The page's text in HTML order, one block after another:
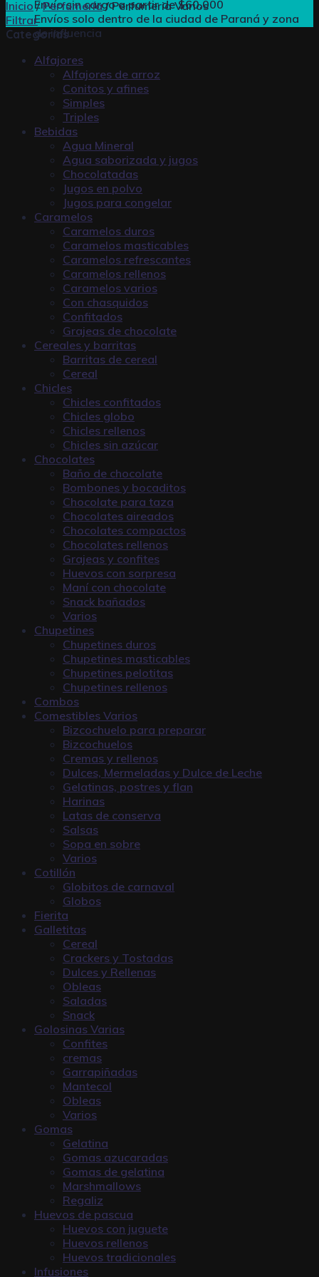
Envío sin cargo a partir de $60.000
Envíos solo dentro de la ciudad de Paraná y zona
de influencia
Inicio / Perfumería /Perfumeria Varios
Filtrar
Categorías
Alfajores
Alfajores de arroz
Conitos y afines
Simples
Triples
Bebidas
Agua Mineral
Agua saborizada y jugos
Chocolatadas
Jugos en polvo
Jugos para congelar
Caramelos
Caramelos duros
Caramelos masticables
Caramelos refrescantes
Caramelos rellenos
Caramelos varios
Con chasquidos
Confitados
Grajeas de chocolate
Cereales y barritas
Barritas de cereal
Cereal
Chicles
Chicles confitados
Chicles globo
Chicles rellenos
Chicles sin azúcar
Chocolates
Baño de chocolate
Bombones y bocaditos
Chocolate para taza
Chocolates aireados
Chocolates compactos
Chocolates rellenos
Grajeas y confites
Huevos con sorpresa
Maní con chocolate
Snack bañados
Varios
Chupetines
Chupetines duros
Chupetines masticables
Chupetines pelotitas
Chupetines rellenos
Combos
Comestibles Varios
Bizcochuelo para preparar
Bizcochuelos
Cremas y rellenos
Dulces, Mermeladas y Dulce de Leche
Gelatinas, postres y flan
Harinas
Latas de conserva
Salsas
Sopa en sobre
Varios
Cotillón
Globitos de carnaval
Globos
Fierita
Galletitas
Cereal
Crackers y Tostadas
Dulces y Rellenas
Obleas
Saladas
Snack
Golosinas Varias
Confites
cremas
Garrapiñadas
Mantecol
Obleas
Varios
Gomas
Gelatina
Gomas azucaradas
Gomas de gelatina
Marshmallows
Regaliz
Huevos de pascua
Huevos con juguete
Huevos rellenos
Huevos tradicionales
Infusiones